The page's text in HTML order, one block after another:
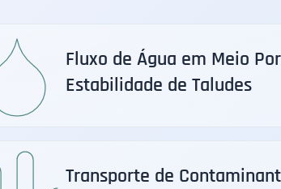
Fluxo de Água em Meio
Estabilidade de Taludes
Transporte de